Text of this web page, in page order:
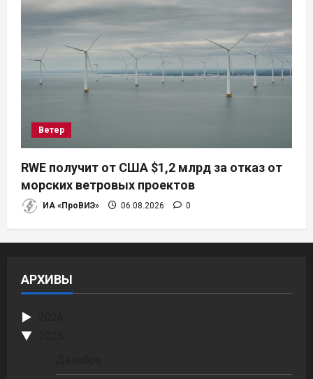
Ветер
RWE получит от США $1,2 млрд за отказ от
морских ветровых проектов
ИА «ПроВИЭ» 06.08.2026 0
АРХИВЫ